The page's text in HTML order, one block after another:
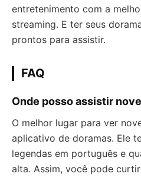
entretenimento com a
streaming. E ter seus
prontos para assistir.
FAQ
Onde posso assistir
O melhor lugar para ver
aplicativo de doramas. Ele
legendas em português e
alta. Assim, você pode